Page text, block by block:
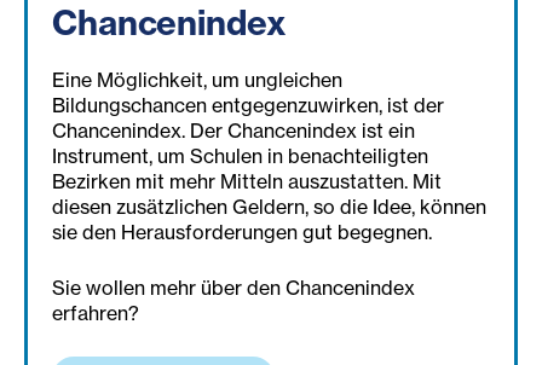
Chancenindex
Eine Möglichkeit, um ungleichen
Bildungschancen entgegenzuwirken, ist der
Chancenindex. Der Chancenindex ist ein
Instrument, um Schulen in benachteiligten
Bezirken mit mehr Mitteln auszustatten. Mit
diesen zusätzlichen Geldern, so die Idee, können
sie den Herausforderungen gut begegnen.
Sie wollen mehr über den Chancenindex
erfahren?